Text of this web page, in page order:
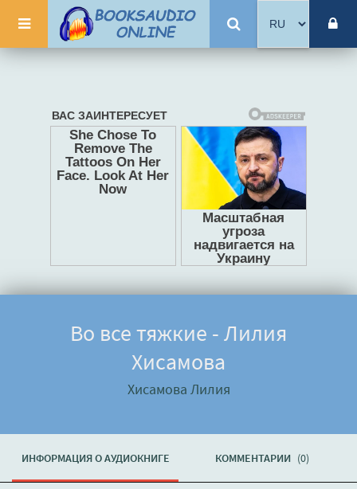
Во все тяжкие - Лилия
Хисамова
Хисамова Лилия
ИНФОРМАЦИЯ О АУДИОКНИГЕ КОММЕНТАРИИ (0)